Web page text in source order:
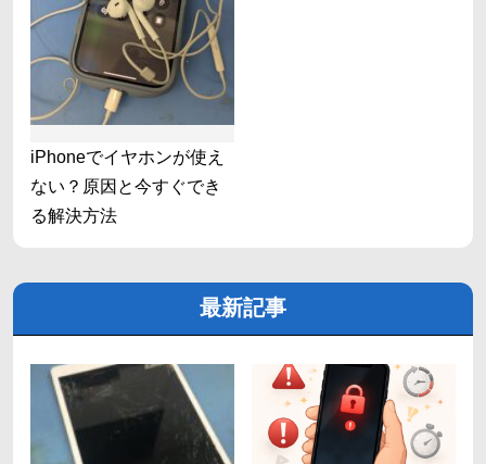
iPhoneでイヤホンが使え
ない？原因と今すぐでき
る解決方法
最新記事